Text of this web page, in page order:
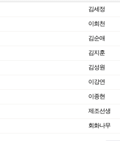
김세정
이희천
김순애
김지훈
김성원
이강연
이종현
제조선생
회화나무